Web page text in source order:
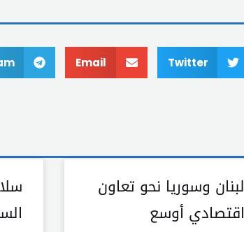
Twitter
Email
لبنان وسوريا نحو تعاون
اقتصادي أوسع